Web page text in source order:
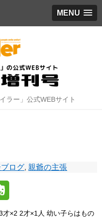
MENU
ラー」公式WEBサイト
ログ, 親爺の主張
×2 2才×1人 幼い子らはもの